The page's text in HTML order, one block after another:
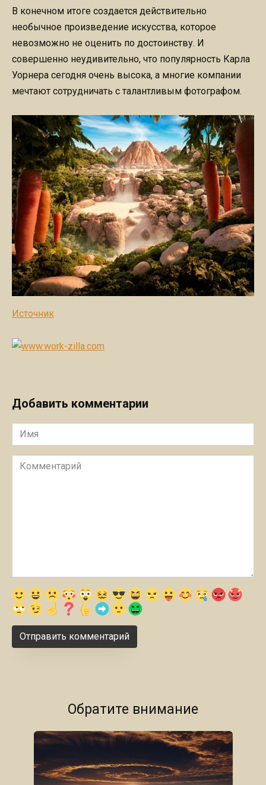
В конечном итоге создается действительно
необычное произведение искусства, которое
невозможно не оценить по достоинству. И
совершенно неудивительно, что популярность Карла
Уорнера сегодня очень высока, а многие компании
мечтают сотрудничать с талантливым фотографом.
Источник
Добавить комментарии
Имя
Комментарий
Обратите внимание